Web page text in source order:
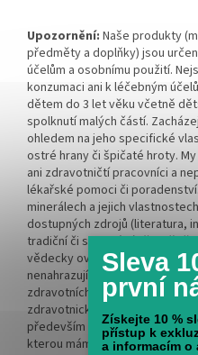
Upozornění: Naše produkty
předměty a doplňky) jsou
účelům a osobnímu použití.
konzumaci ani k léčebným
dětem do 3 let věku včetně
spolknutí malých částí.
ohledem na jeho specifické
ostré hrany či špičaté hroty.
ani zdravotničtí pracovníci a
lékařské pomoci či
minerálech a jejich
dostupných zdrojů (literatura,
tradiční či spirituální
vědecky ověřeny, nemají
nenahrazují odbornou
zdravotních obtížích vždy
zdravotnického pracovníka.
především na spirituální
kterou máme každý v nás.
Sleva
první
Získejte 10 %
přístup k
a informacím o